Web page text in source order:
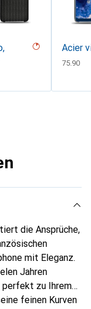
Acier
CHF
75.90
die Ansprüche,
mit Eleganz.
Jahren
perfekt zu Ihrem
feinen Kurven